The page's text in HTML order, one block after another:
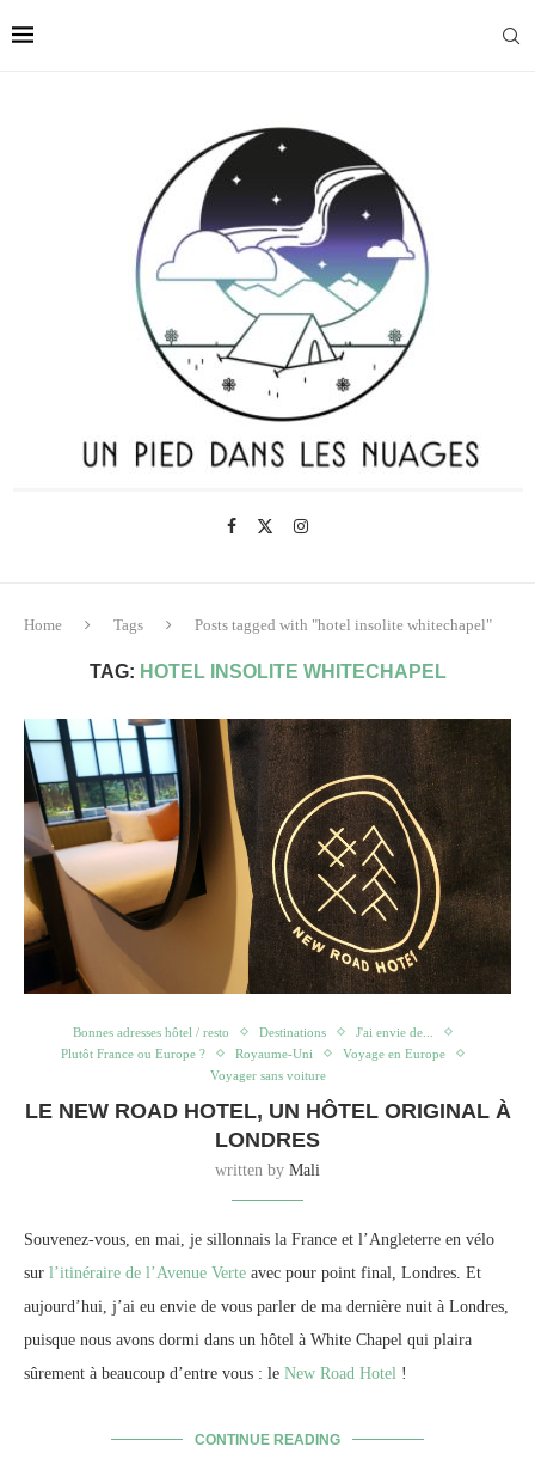
Home Tags Posts tagged with "hotel insolite whitechapel"
TAG: HOTEL INSOLITE WHITECHAPEL
Bonnes adresses hôtel / resto Destinations
J'ai envie de...
Plutôt France ou Europe ?
Royaume-Uni
Voyage en Europe
Voyager sans voiture
LE NEW ROAD HOTEL, UN HÔTEL ORIGINAL À
LONDRES
written by Mali
Souvenez-vous, en mai, je sillonnais la France et l’Angleterre en vélo
sur l’itinéraire de l’Avenue Verte avec pour point final, Londres. Et
aujourd’hui, j’ai eu envie de vous parler de ma dernière nuit à Londres,
puisque nous avons dormi dans un hôtel à White Chapel qui plaira
sûrement à beaucoup d’entre vous : le New Road Hotel !
CONTINUE READING